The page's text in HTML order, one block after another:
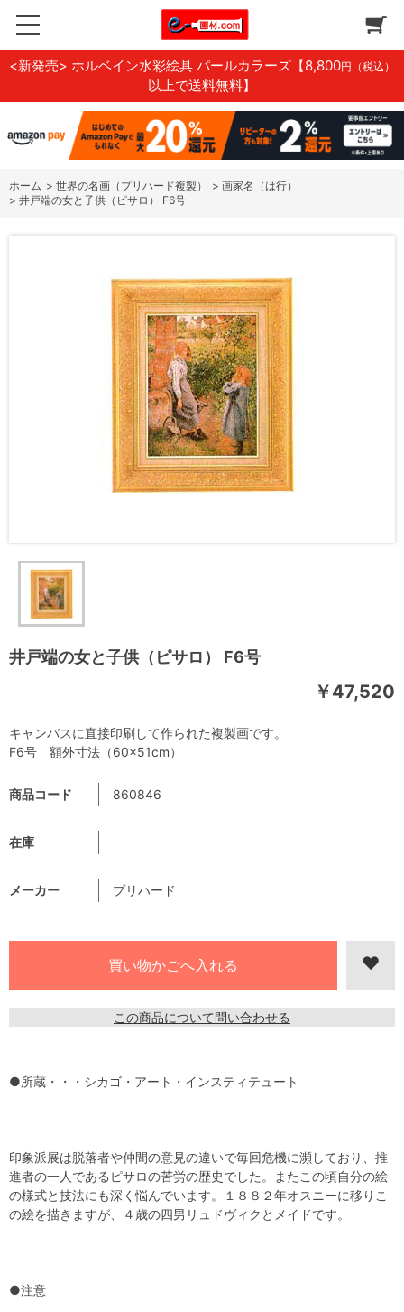
<新発売> ホルベイン水彩絵具 パールカラーズ 【8,800円（税込）
以上で送料無料】
ホーム > 世界の名画（プリハード複製） > 画家名（は行）
> 井戸端の女と子供（ピサロ） F6号
井戸端の女と子供（ピサロ） F6号
￥47,520
商品コード 860846
在庫
メーカー プリハード
この商品について問い合わせる
キャンバスに直接印刷して作られた複製画です。
F6号 額外寸法（60×51cm）
●所蔵・・・シカゴ・アート・インスティテュート
印象派展は脱落者や仲間の意見の違いで毎回危機に瀕しており、推
進者の一人であるピサロの苦労の歴史でした。またこの頃自分の絵
の様式と技法にも深く悩んでいます。１８８２年オスニーに移りこ
の絵を描きますが、４歳の四男リュドヴィクとメイドです。
●注意